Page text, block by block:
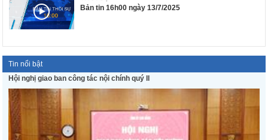
Bản tin 16h00 ngày 13/7/2025
Tin nổi bật
Hội nghị giao ban công tác nội chính quý II